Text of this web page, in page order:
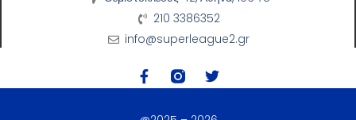
210 3386352
info@superleague2.gr